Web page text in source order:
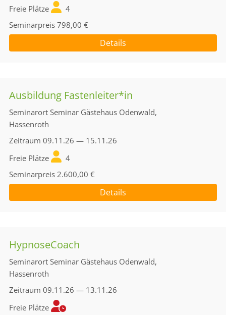
Freie Plätze
4
Seminarpreis 798,00 €
Details
Ausbildung Fastenleiter*in
Seminarort Seminar Gästehaus Odenwald,
Hassenroth
Zeitraum 09.11.26 — 15.11.26
Freie Plätze
4
Seminarpreis 2.600,00 €
Details
HypnoseCoach
Seminarort Seminar Gästehaus Odenwald,
Hassenroth
Zeitraum 09.11.26 — 13.11.26
Freie Plätze